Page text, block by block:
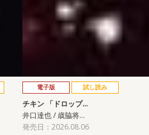
電子版 試し読み
チキン 「ドロップ…
井口達也 / 歳脇将…
発売日：2026.08.06